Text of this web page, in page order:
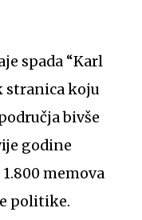
spada “Karl
stranica koju
bivše
godine
memova
politike.